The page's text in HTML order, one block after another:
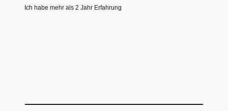
Ich habe mehr als 2 Jahr Erfahrung